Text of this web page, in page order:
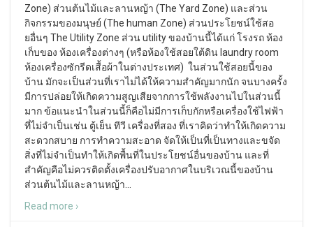
Zone) ส่วนต้นไม้และลานหญ้า (The Yard Zone) และส่วน
กิจกรรมของมนุษย์ (The human Zone) ส่วนประโยชน์ใช้สอ
ยอื่นๆ The Utility Zone ส่วน utility ของบ้านนี้ได้แก่ โรงรถ ห้อง
เก็บของ ห้องเครื่องต่างๆ (หรือห้องใช้สอยใต้ดิน laundry room
ห้องเครื่องซักรีดเสื้อผ้าในต่างประเทศ) ในส่วนใช้สอยนี้ของ
บ้าน มักจะเป็นส่วนที่เราไม่ได้ให้ความสำคัญมากนัก จนบางครั้ง
มีการปล่อยให้เกิดความสูญเสียจากการใช้พลังงานไปในส่วนนี้
มาก ข้อแนะนำในส่วนนี้ก็คือไม่มีการเก็บกักหรือเครื่องใช้ไฟฟ้า
ที่ไม่จำเป็นเช่น ตู้เย็น ทีวี เครื่องที่สอง ที่เราคิดว่าทำให้เกิดความ
สะดวกสบาย การทำความสะอาด จัดให้เป็นที่เป็นทางและขจัด
สิ่งที่ไม่จำเป็นทำให้เกิดพื้นที่ในประโยชน์อื่นของบ้าน และที่
สำคัญคือไม่ควรติดตั้งเครื่องปรับอากาศในบริเวณนี้ของบ้าน
ส่วนต้นไม้และลานหญ้า
Read more ›